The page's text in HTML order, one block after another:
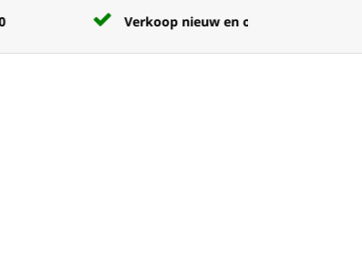
Verkoop nieuw en ongebruikt